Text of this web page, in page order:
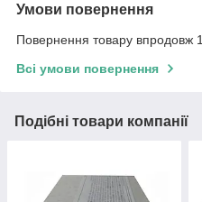
Умови повернення
Повернення товару впродовж
Всі умови повернення
Подібні товари компанії